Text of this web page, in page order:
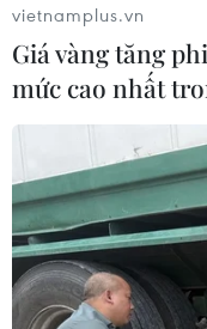
vietnamplus.vn
Giá vàng tăng
mức cao nhất